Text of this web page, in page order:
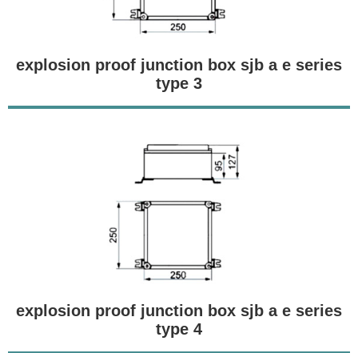
explosion proof junction box sjb a e series
type 3
explosion proof junction box sjb a e series
type 4